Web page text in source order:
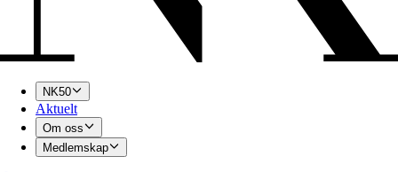
NK50
Aktuelt
Om oss
Medlemskap